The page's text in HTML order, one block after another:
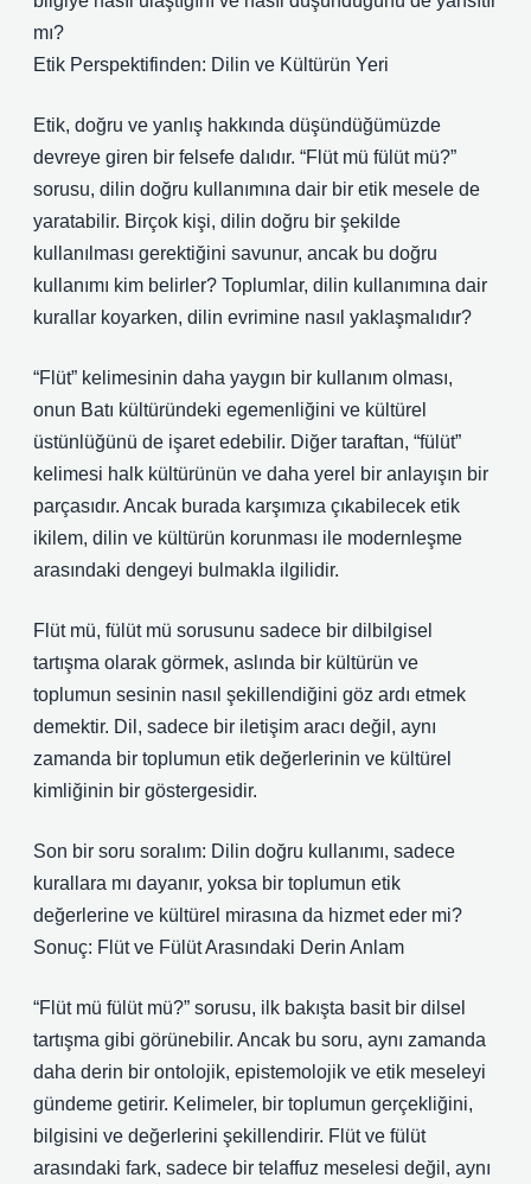
mı?
Etik Perspektifinden: Dilin ve Kültürün Yeri
Etik, doğru ve yanlış hakkında düşündüğümüzde
devreye giren bir felsefe dalıdır. “Flüt mü fülüt mü?”
sorusu, dilin doğru kullanımına dair bir etik mesele de
yaratabilir. Birçok kişi, dilin doğru bir şekilde
kullanılması gerektiğini savunur, ancak bu doğru
kullanımı kim belirler? Toplumlar, dilin kullanımına dair
kurallar koyarken, dilin evrimine nasıl yaklaşmalıdır?
“Flüt” kelimesinin daha yaygın bir kullanım olması,
onun Batı kültüründeki egemenliğini ve kültürel
üstünlüğünü de işaret edebilir. Diğer taraftan, “fülüt”
kelimesi halk kültürünün ve daha yerel bir anlayışın bir
parçasıdır. Ancak burada karşımıza çıkabilecek etik
ikilem, dilin ve kültürün korunması ile modernleşme
arasındaki dengeyi bulmakla ilgilidir.
Flüt mü, fülüt mü sorusunu sadece bir dilbilgisel
tartışma olarak görmek, aslında bir kültürün ve
toplumun sesinin nasıl şekillendiğini göz ardı etmek
demektir. Dil, sadece bir iletişim aracı değil, aynı
zamanda bir toplumun etik değerlerinin ve kültürel
kimliğinin bir göstergesidir.
Son bir soru soralım: Dilin doğru kullanımı, sadece
kurallara mı dayanır, yoksa bir toplumun etik
değerlerine ve kültürel mirasına da hizmet eder mi?
Sonuç: Flüt ve Fülüt Arasındaki Derin Anlam
“Flüt mü fülüt mü?” sorusu, ilk bakışta basit bir dilsel
tartışma gibi görünebilir. Ancak bu soru, aynı zamanda
daha derin bir ontolojik, epistemolojik ve etik meseleyi
gündeme getirir. Kelimeler, bir toplumun gerçekliğini,
bilgisini ve değerlerini şekillendirir. Flüt ve fülüt
arasındaki fark, sadece bir telaffuz meselesi değil, aynı